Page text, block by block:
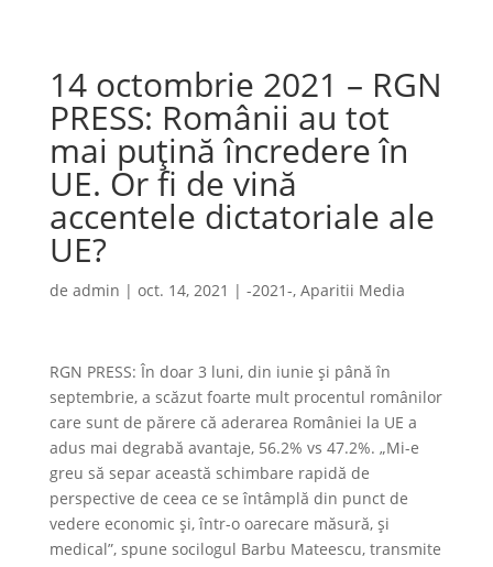
14 octombrie 2021 – RGN
PRESS: Românii au tot
mai puțină încredere în
UE. Or fi de vină
accentele dictatoriale ale
UE?
de admin | oct. 14, 2021 | -2021-, Aparitii Media
RGN PRESS: În doar 3 luni, din iunie și până în
septembrie, a scăzut foarte mult procentul românilor
care sunt de părere că aderarea României la UE a
adus mai degrabă avantaje, 56.2% vs 47.2%. „Mi-e
greu să separ această schimbare rapidă de
perspective de ceea ce se întâmplă din punct de
vedere economic și, într-o oarecare măsură, și
medical”, spune socilogul Barbu Mateescu, transmite